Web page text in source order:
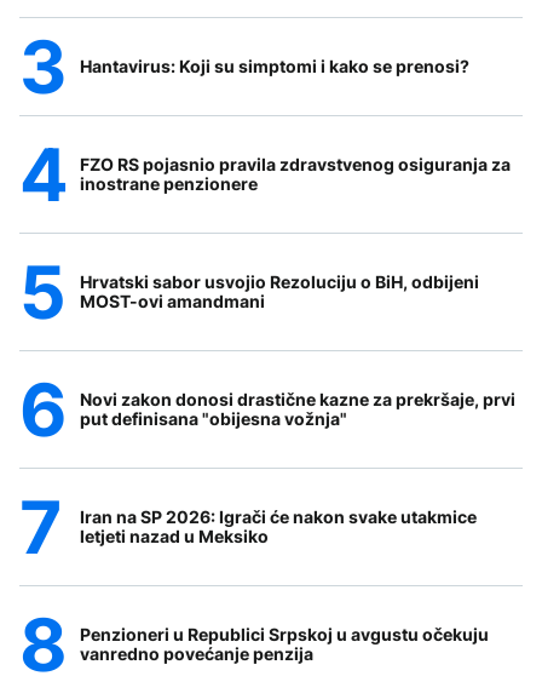
Hantavirus: Koji su simptomi i kako se prenosi?
FZO RS pojasnio pravila zdravstvenog osiguranja za
inostrane penzionere
Hrvatski sabor usvojio Rezoluciju o BiH, odbijeni
MOST-ovi amandmani
Novi zakon donosi drastične kazne za prekršaje, prvi
put definisana "obijesna vožnja"
Iran na SP 2026: Igrači će nakon svake utakmice
letjeti nazad u Meksiko
Penzioneri u Republici Srpskoj u avgustu očekuju
vanredno povećanje penzija